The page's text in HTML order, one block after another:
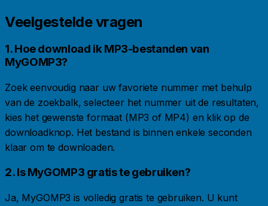
Veelgestelde vragen
1. Hoe download ik MP3-bestanden van
MyGOMP3?
Zoek eenvoudig naar uw favoriete nummer met behulp
van de zoekbalk, selecteer het nummer uit de resultaten,
kies het gewenste formaat (MP3 of MP4) en klik op de
downloadknop. Het bestand is binnen enkele seconden
klaar om te downloaden.
2. Is MyGOMP3 gratis te gebruiken?
Ja, MyGOMP3 is volledig gratis te gebruiken. U kunt